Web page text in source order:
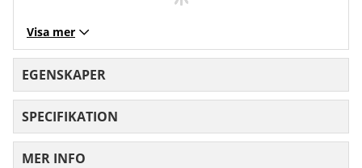
Visa mer
EGENSKAPER
SPECIFIKATION
MER INFO